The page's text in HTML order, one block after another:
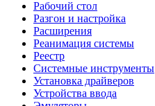
Рабочий стол
Разгон и настройка
Расширения
Реанимация системы
Реестр
Системные инструменты
Установка драйверов
Устройства ввода